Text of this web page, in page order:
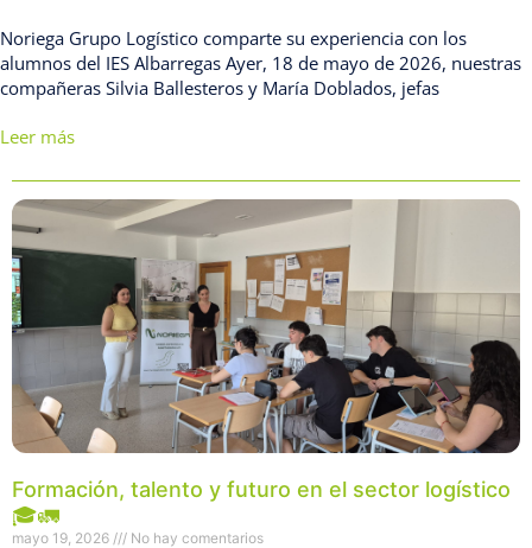
Noriega Grupo Logístico comparte su experiencia con los
alumnos del IES Albarregas Ayer, 18 de mayo de 2026, nuestras
compañeras Silvia Ballesteros y María Doblados, jefas
Leer más
Formación, talento y futuro en el sector logístico
🎓🚛
mayo 19, 2026 No hay comentarios
PáginaPágina